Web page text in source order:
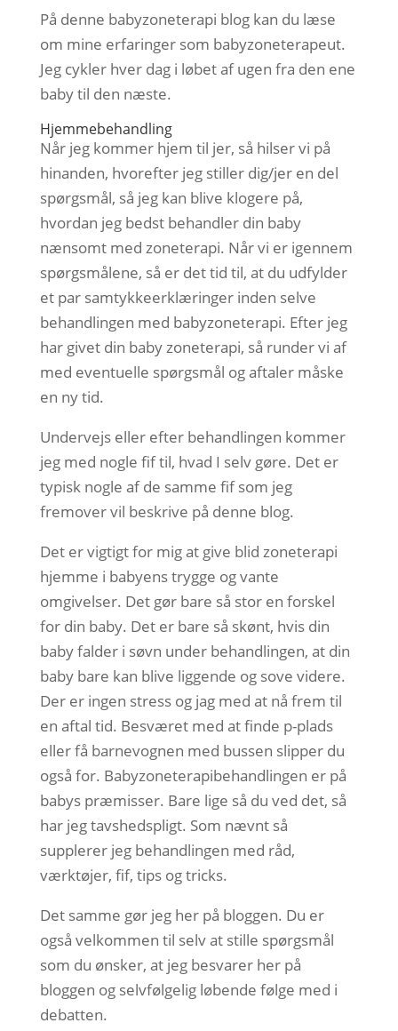
På denne babyzoneterapi blog kan du læse
om mine erfaringer som babyzoneterapeut.
Jeg cykler hver dag i løbet af ugen fra den ene
baby til den næste.
Hjemmebehandling
Når jeg kommer hjem til jer, så hilser vi på
hinanden, hvorefter jeg stiller dig/jer en del
spørgsmål, så jeg kan blive klogere på,
hvordan jeg bedst behandler din baby
nænsomt med zoneterapi. Når vi er igennem
spørgsmålene, så er det tid til, at du udfylder
et par samtykkeerklæringer inden selve
behandlingen med babyzoneterapi. Efter jeg
har givet din baby zoneterapi, så runder vi af
med eventuelle spørgsmål og aftaler måske
en ny tid.
Undervejs eller efter behandlingen kommer
jeg med nogle fif til, hvad I selv gøre. Det er
typisk nogle af de samme fif som jeg
fremover vil beskrive på denne blog.
Det er vigtigt for mig at give blid zoneterapi
hjemme i babyens trygge og vante
omgivelser. Det gør bare så stor en forskel
for din baby. Det er bare så skønt, hvis din
baby falder i søvn under behandlingen, at din
baby bare kan blive liggende og sove videre.
Der er ingen stress og jag med at nå frem til
en aftal tid. Besværet med at finde p-plads
eller få barnevognen med bussen slipper du
også for. Babyzoneterapibehandlingen er på
babys præmisser. Bare lige så du ved det, så
har jeg tavshedspligt. Som nævnt så
supplerer jeg behandlingen med råd,
værktøjer, fif, tips og tricks.
Det samme gør jeg her på bloggen. Du er
også velkommen til selv at stille spørgsmål
som du ønsker, at jeg besvarer her på
bloggen og selvfølgelig løbende følge med i
debatten.